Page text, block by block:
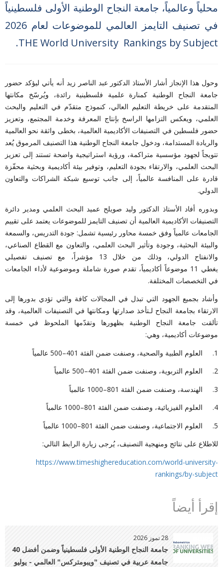
محلياً وعالمياً، جامعة النجاح الوطنية الأولى فلسطينياً
في تصنيف التايمز العالمي للموضوعات لعام 2026
THE World University Rankings by Subject.
وحول هذا الإنجاز أشار الأستاذ الدكتور عبد الناصر زيد أنه يأتي ليؤكد حضور
جامعة النجاح الوطنية كمنارة علمية فلسطينية رائدة، ويُرسّخ مكانتها
المتقدمة على خريطة التعليم العالي، كنموذج متقدّم في التعليم والبحث
العلمي، ويعكس التزامها الراسخ بإنتاج المعرفة وخدمة المجتمع، وتعزيز
حضور فلسطين في التصنيفات الأكاديمية العالمية، بخطى واثقة نحو العالمية
والريادة المستدامة، ودخول جامعة النجاح الوطنية هذا التصنيف المرموق يُعد
تتويجاً لجهود مؤسسية متراكمة، ورؤية استراتيجية واضحة تستند إلى تعزيز
البحث العلمي، والارتقاء بجودة التعليم، وتوفير بيئة أكاديمية وبحثية محفّزة
قادرة على المنافسة عالمياً، إلى جانب توسيع شبكة الشراكات والتعاون
الدولي.
وبدوره أفاد الأستاذ الدكتور وليد صويلح عميد البحث العلمي ومدير دائرة
التصنيفات الأكاديمية العالمية أن تصنيف التايمز للموضوعات يعتمد على تقييم
الجامعات عالمياً وفق خمسة محاور رئيسية تشمل: جودة التدريس، والسمعة
والبيئة البحثية، وجودة وتأثير البحث العلمي، والتعاون مع القطاع الصناعي،
والانفتاح الدولي، وذلك من خلال 13 مؤشراً، مع تصنيف تفصيلي
يغطي 11 موضوعاً أكاديمياً، تقدم صورة شاملة وموضوعية لأداء الجامعات
في التخصصات المختلفة.
وأشاد بجميع الجهود التي تبذل في المجالات كافة والتي تؤدي بدورها إلى
الارتقاء بجامعة النجاح لـتأخذ صدارتها ومكانتها في التصنيفات العالمية، وقد
تألقت جامعة النجاح الوطنية بظهورها وتقدّمها الملحوظ في خمسة
موضوعات أكاديمية، وهي:
1. العلوم الطبية والصحية، وصنفت ضمن الفئة 401–500 عالمياً
2. العلوم التربوية، وصنفت ضمن الفئة 401–500 عالمياً
3. الهندسة، وصنفت ضمن الفئة 801–1000 عالمياً
4. العلوم الفيزيائية، وصنفت ضمن الفئة 801–1000 عالمياً
5. العلوم الاجتماعية، وصنفت ضمن الفئة 801–1000 عالمياً
للاطلاع على نتائج ومنهجية التصنيف، يُرجى زيارة الرابط التالي:
https://www.timeshighereducation.com/world-university-
rankings/by-subject
إقرأ أيضاً
28 تموز 2026
جامعة النجاح الوطنية الأولى فلسطينياً وضمن أفضل 40
جامعة عربية في تصنيف "ويبومتركس" العالمي - يوليو